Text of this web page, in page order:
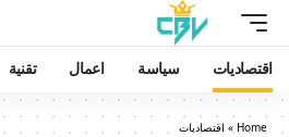
اقتصاديات سياسة اعمال تقنية
Home
» اقتصاديات